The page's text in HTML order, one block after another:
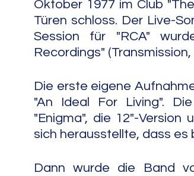
Oktober 1977 im Club
Türen schloss. Der Live-
Session für "RCA"
Recordings"
Die erste eigene
"An Ideal For Living".
"Enigma", die 12"-Version
sich herausstellte, dass es
Dann wurde die Band